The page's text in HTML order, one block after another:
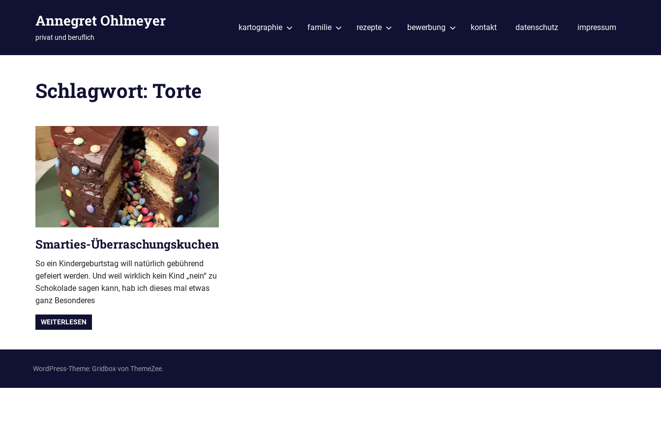
Annegret Ohlmeyer
privat und beruflich
kartographie familie rezepte bewerbung kontakt datenschutz impressum
Schlagwort: Torte
Smarties-Überraschungskuchen
So ein Kindergeburtstag will natürlich gebührend
gefeiert werden. Und weil wirklich kein Kind „nein“ zu
Schokolade sagen kann, hab ich dieses mal etwas
ganz Besonderes
WEITERLESEN
WordPress-Theme: Gridbox von ThemeZee.